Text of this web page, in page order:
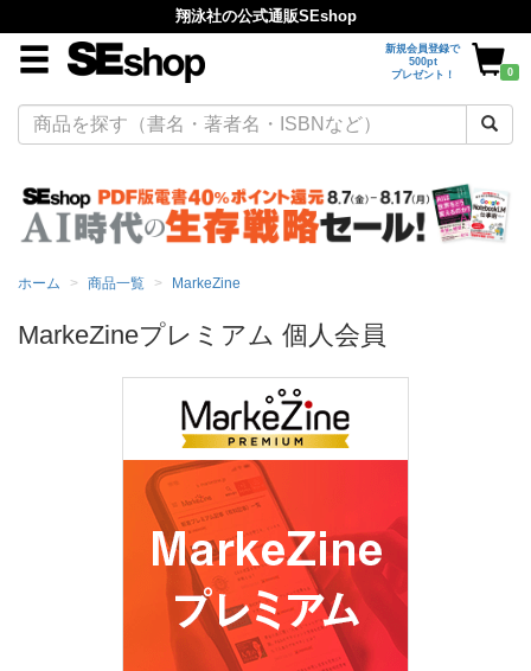
翔泳社の公式通販SEshop
新規会員登録で
500pt
プレゼント！
0
ホーム 商品一覧 MarkeZine
MarkeZineプレミアム 個人会員